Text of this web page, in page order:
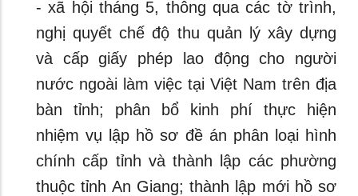
- xã hội tháng 5, thông qua các tờ trình,
nghị quyết chế độ thu quản lý xây dựng
và cấp giấy phép lao động cho người
nước ngoài làm việc tại Việt Nam trên địa
bàn tỉnh; phân bổ kinh phí thực hiện
nhiệm vụ lập hồ sơ đề án phân loại hình
chính cấp tỉnh và thành lập các phường
thuộc tỉnh An Giang; thành lập mới hồ sơ